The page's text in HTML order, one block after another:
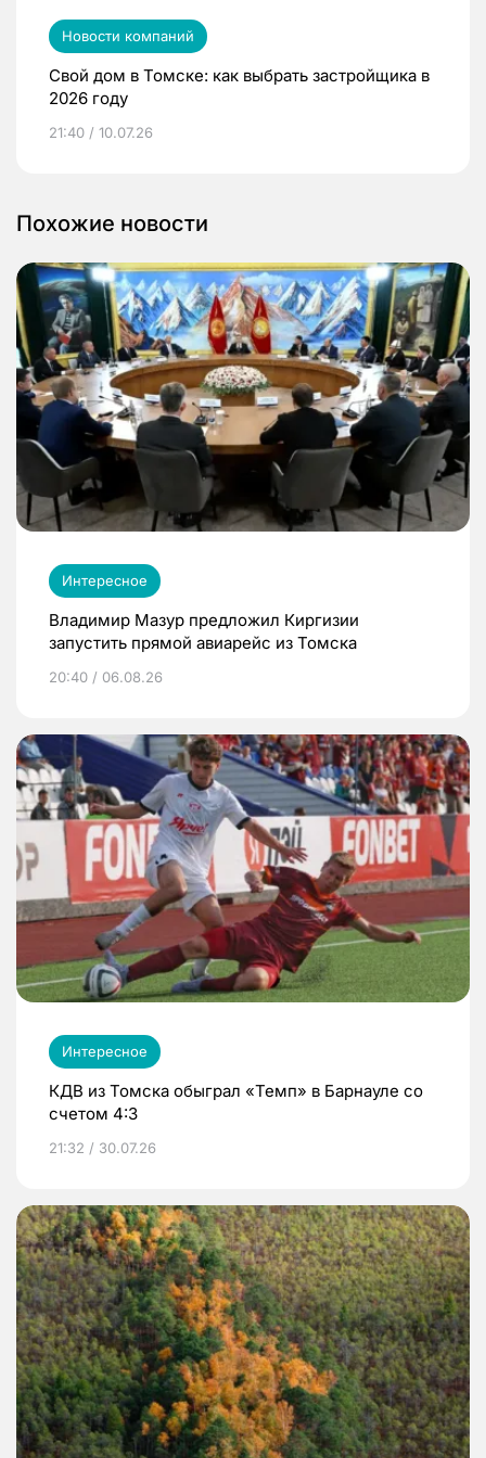
Новости компаний
Свой дом в Томске: как выбрать застройщика в
2026 году
21:40 / 10.07.26
Похожие новости
Интересное
Владимир Мазур предложил Киргизии
запустить прямой авиарейс из Томска
20:40 / 06.08.26
Интересное
КДВ из Томска обыграл «Темп» в Барнауле со
счетом 4:3
21:32 / 30.07.26